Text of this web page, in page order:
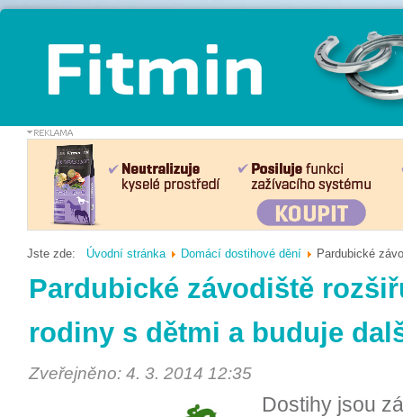
Jste zde: Úvodní stránka Domácí dostihové dění Pardubické
Pardubické závodiště
rodiny s dětmi a buduje
Zveřejněno: 4. 3. 2014 12:35
Dostihy jsou